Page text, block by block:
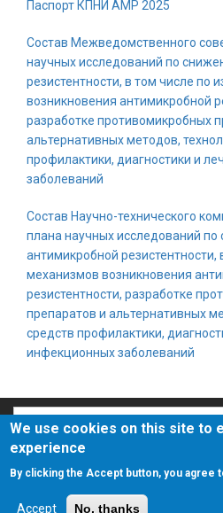
Паспорт КПНИ АМР 2025
Состав Межведомственного
научных исследований по
резистентности, в том числе по
возникновения антимикробной
разработке противомикробных
альтернативных методов,
профилактики, диагностики и
заболеваний
Состав Научно-технического
плана научных исследований
антимикробной
механизмов возникновения
резистентности, разработке
препаратов и альтернативных
средств профилактики,
инфекционных заболеваний
Search
Search
О сайте Политика
We use cookies on this site to
experience
By clicking the Accept button, you agree
Accept No, thanks